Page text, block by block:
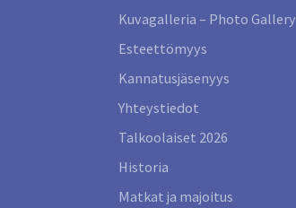
Kuvagalleria – Photo Gallery
Esteettömyys
Kannatusjäsenyys
Yhteystiedot
Talkoolaiset 2026
Historia
Matkat ja majoitus